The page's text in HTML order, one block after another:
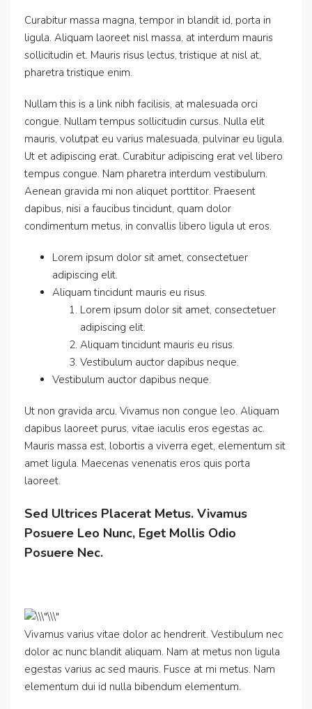
Curabitur massa magna, tempor in blandit id, porta in
ligula. Aliquam laoreet nisl massa, at interdum mauris
sollicitudin et. Mauris risus lectus, tristique at nisl at,
pharetra tristique enim.
Nullam this is a link nibh facilisis, at malesuada orci
congue. Nullam tempus sollicitudin cursus. Nulla elit
mauris, volutpat eu varius malesuada, pulvinar eu ligula.
Ut et adipiscing erat. Curabitur adipiscing erat vel libero
tempus congue. Nam pharetra interdum vestibulum.
Aenean gravida mi non aliquet porttitor. Praesent
dapibus, nisi a faucibus tincidunt, quam dolor
condimentum metus, in convallis libero ligula ut eros.
Lorem ipsum dolor sit amet, consectetuer
adipiscing elit.
Aliquam tincidunt mauris eu risus.
Lorem ipsum dolor sit amet, consectetuer
adipiscing elit.
Aliquam tincidunt mauris eu risus.
Vestibulum auctor dapibus neque.
Vestibulum auctor dapibus neque.
Ut non gravida arcu. Vivamus non congue leo. Aliquam
dapibus laoreet purus, vitae iaculis eros egestas ac.
Mauris massa est, lobortis a viverra eget, elementum sit
amet ligula. Maecenas venenatis eros quis porta
laoreet.
Sed Ultrices Placerat Metus. Vivamus
Posuere Leo Nunc, Eget Mollis Odio
Posuere Nec.
Vivamus varius vitae dolor ac hendrerit. Vestibulum nec
dolor ac nunc blandit aliquam. Nam at metus non ligula
egestas varius ac sed mauris. Fusce at mi metus. Nam
elementum dui id nulla bibendum elementum.